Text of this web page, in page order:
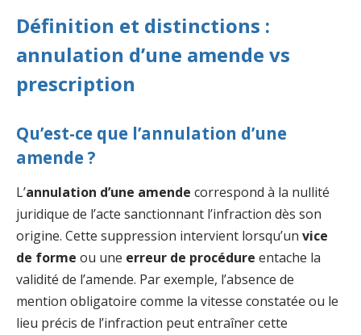
Définition et distinctions :
annulation d’une amende vs
prescription
Qu’est-ce que l’annulation d’une
amende ?
L’annulation d’une amende correspond à la nullité
juridique de l’acte sanctionnant l’infraction dès son
origine. Cette suppression intervient lorsqu’un vice
de forme ou une erreur de procédure entache la
validité de l’amende. Par exemple, l’absence de
mention obligatoire comme la vitesse constatée ou le
lieu précis de l’infraction peut entraîner cette